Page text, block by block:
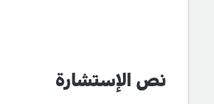
نص الإستشارة